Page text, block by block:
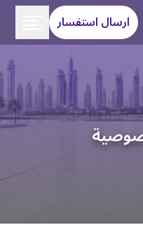
ارسال استفسار